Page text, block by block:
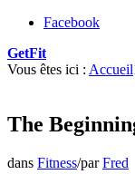
Facebook
GetFit
Vous êtes ici : Accueil
The
dans Fitness/parFred